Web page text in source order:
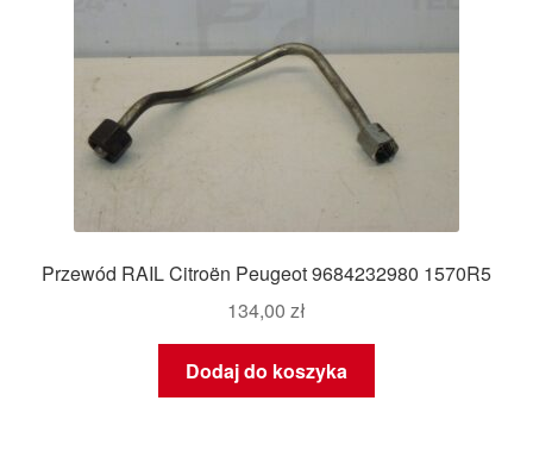
Przewód RAIL Citroën Peugeot 9684232980 1570R5
134,00 zł
Dodaj do koszyka